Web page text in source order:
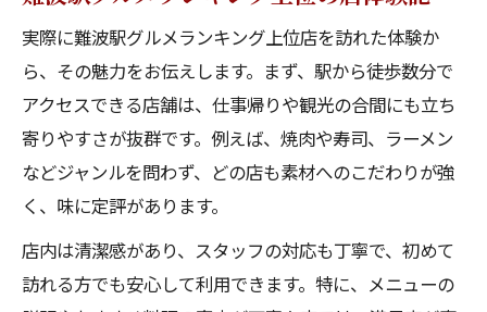
実際に難波駅グルメランキング上位店を訪れた体験か
ら、その魅力をお伝えします。まず、駅から徒歩数分で
アクセスできる店舗は、仕事帰りや観光の合間にも立ち
寄りやすさが抜群です。例えば、焼肉や寿司、ラーメン
などジャンルを問わず、どの店も素材へのこだわりが強
く、味に定評があります。
店内は清潔感があり、スタッフの対応も丁寧で、初めて
訪れる方でも安心して利用できます。特に、メニューの